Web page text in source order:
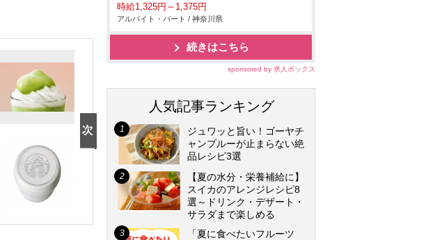
時給1,325円～1,375円
アルバイト・パート / 神奈川県
続きはこちら
sponsored by 求人ボックス
人気記事ランキング
ジュワッと旨い！ゴーヤチ
ャンプルーが止まらない絶
品レシピ3選
【夏の水分・栄養補給に】
スイカのアレンジレシピ8
選～ドリンク・デザート・
サラダまで楽しめる
「夏に食べたいフルーツ